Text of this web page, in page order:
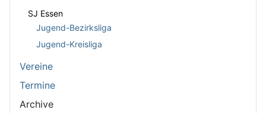
SJ Essen
Jugend-Bezirksliga
Jugend-Kreisliga
Vereine
Termine
Archive